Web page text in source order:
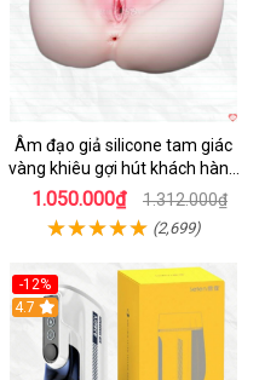
Âm đạo giả silicone tam giác
vàng khiêu gợi hút khách hàng
nam
1.050.000₫ 1.312.000₫
(2,699)
-12%
Hot
4.7